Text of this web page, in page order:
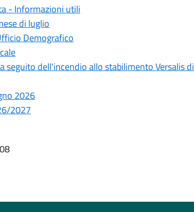
- Informazioni utili
di luglio
Demografico
seguito dell'incendio allo stabilimento Versalis di
2026
2027